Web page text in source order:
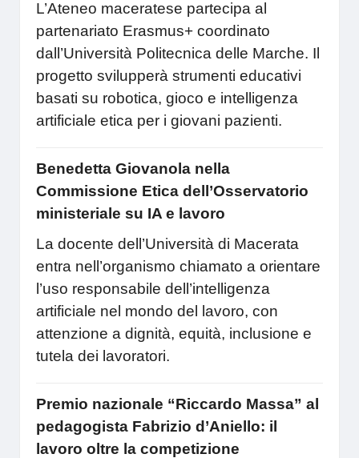
L’Ateneo maceratese partecipa al
partenariato Erasmus+ coordinato
dall’Università Politecnica delle Marche. Il
progetto svilupperà strumenti educativi
basati su robotica, gioco e intelligenza
artificiale etica per i giovani pazienti.
Benedetta Giovanola nella
Commissione Etica dell’Osservatorio
ministeriale su IA e lavoro
La docente dell’Università di Macerata
entra nell’organismo chiamato a orientare
l’uso responsabile dell’intelligenza
artificiale nel mondo del lavoro, con
attenzione a dignità, equità, inclusione e
tutela dei lavoratori.
Premio nazionale “Riccardo Massa” al
pedagogista Fabrizio d’Aniello: il
lavoro oltre la competizione